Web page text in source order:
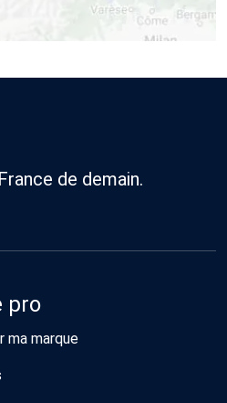
de demain.
pro
ma marque